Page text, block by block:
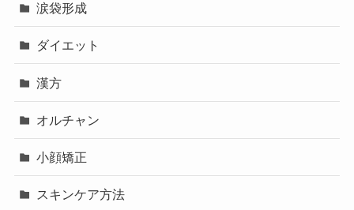
涙袋形成
ダイエット
漢方
オルチャン
小顔矯正
スキンケア方法